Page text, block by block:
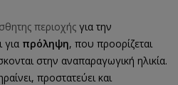
περιοχής για την
για πρόληψη, που προορίζεται
στην αναπαραγωγική ηλικία.
προστατεύει και